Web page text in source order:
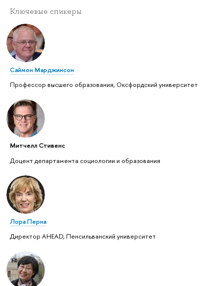
Ключевые спикеры
Саймон Марджинсон
Профессор высшего образования, Оксфордский университет
Митчелл Стивенс
Доцент департамента социологии и образования
Лора Перна
Директор AHEAD, Пенсильванский университет